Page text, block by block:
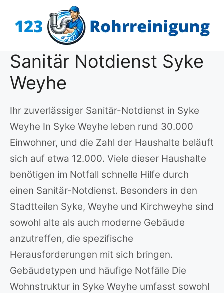
Inhalt
Sanitär Notdienst Syke
Weyhe
Ihr zuverlässiger Sanitär-Notdienst in Syke
Weyhe In Syke Weyhe leben rund 30.000
Einwohner, und die Zahl der Haushalte beläuft
sich auf etwa 12.000. Viele dieser Haushalte
benötigen im Notfall schnelle Hilfe durch
einen Sanitär-Notdienst. Besonders in den
Stadtteilen Syke, Weyhe und Kirchweyhe sind
sowohl alte als auch moderne Gebäude
anzutreffen, die spezifische
Herausforderungen mit sich bringen.
Gebäudetypen und häufige Notfälle Die
Wohnstruktur in Syke Weyhe umfasst sowohl